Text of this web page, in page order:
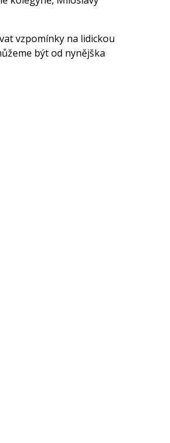
vzpomínky na lidickou
být od nynějška